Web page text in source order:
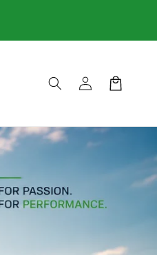
ConnexionPanier